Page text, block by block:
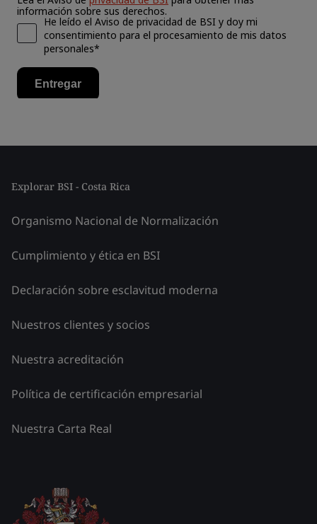
Explorar BSI - Costa Rica
Organismo Nacional de Normalización
Cumplimiento y ética en BSI
Declaración sobre esclavitud moderna
Nuestros clientes y socios
Nuestra acreditación
Política de certificación empresarial
Nuestra Carta Real